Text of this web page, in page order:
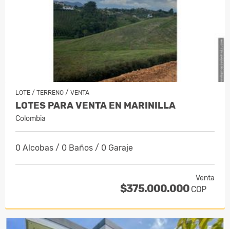
LOTE / TERRENO / VENTA
LOTES PARA VENTA EN MARINILLA
Colombia
0 Alcobas / 0 Baños / 0 Garaje
Venta
$375.000.000 COP